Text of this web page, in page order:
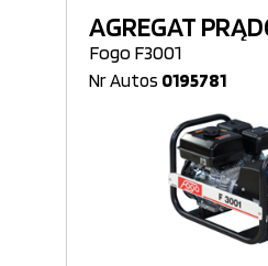
AGREGAT
Fogo F3001
Nr Autos 0195781